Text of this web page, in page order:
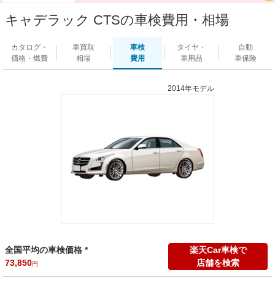
キャデラック CTSの車検費用・相場
カタログ・
価格・燃費
車買取
相場
車検
費用
タイヤ・
車用品
自動
車保険
2014年モデル
全国平均の車検価格 *
73,850円
楽天Car車検で
店舗を検索